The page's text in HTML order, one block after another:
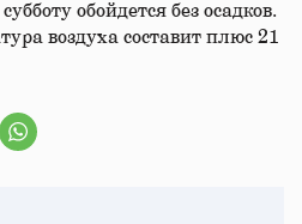
обойдется без осадков.
воздуха составит плюс 21